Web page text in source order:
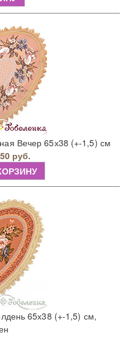
Вечер 65х38 (+-1,5) см
руб.
65х38 (+-1,5) см,